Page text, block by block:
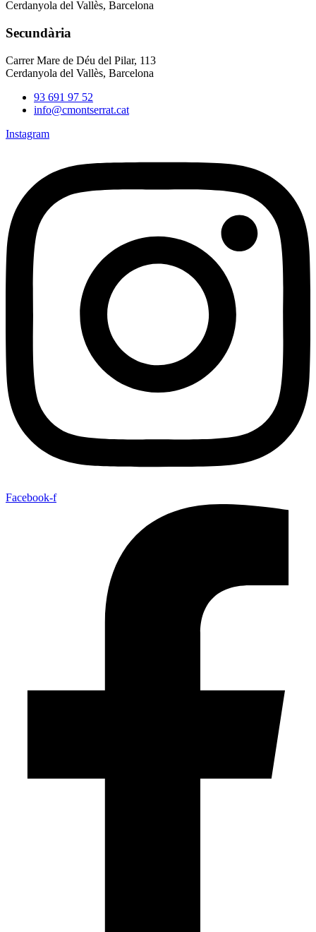
Cerdanyola del Vallès, Barcelona
Secundària
Carrer Mare de Déu del Pilar, 113
Cerdanyola del Vallès, Barcelona
93 691 97 52
info@cmontserrat.cat
Instagram
Facebook-f